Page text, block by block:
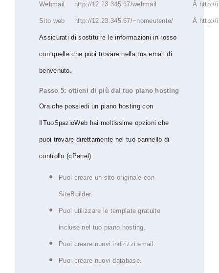
Webmail http://12.23.345.67/webmail Â http://
Sito web http://12.23.345.67/~nomeutente/ Â http://
Assicurati di sostituire le informazioni in rosso
con quelle che puoi trovare nella tua email di
benvenuto.
Passo 5: ottieni di più dal tuo piano hosting
Ora che possiedi un piano hosting con
IlTuoSpazioWeb hai moltissime opzioni che
puoi trovare direttamente nel tuo pannello di
controllo (cPanel):
Puoi creare un sito originale con
SiteBuilder.
Puoi utilizzare le template gratuite
incluse nel tuo piano hosting.
Puoi creare nuovi indirizzi email.
Puoi creare nuovi database.